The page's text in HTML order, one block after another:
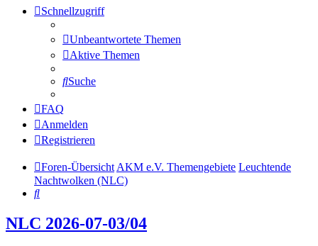
Schnellzugriff
Unbeantwortete Themen
Aktive Themen
Suche
FAQ
Anmelden
Registrieren
Foren-Übersicht AKM e.V. Themengebiete Leuchtende
Nachtwolken (NLC)
Suche
NLC 2026-07-03/04